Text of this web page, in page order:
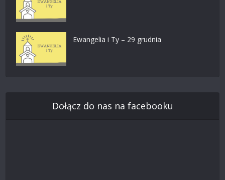
Ewangelia i Ty – 29 grudnia
Dołącz do nas na facebooku